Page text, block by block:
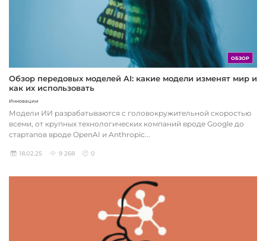
ОБЗОР
Обзор передовых моделей AI: какие модели изменят мир и
как их использовать
Инновации
Модели ИИ разрабатываются с головокружительной скоростью
всеми, от крупных технологических компаний вроде Google до
стартапов вроде OpenAI и Anthropic...
18.02.25 9 268 0